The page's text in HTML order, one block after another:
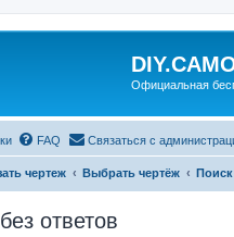
Официальная
FAQ Связаться с
чертеж Выбрать чертёж Поиск
ответов